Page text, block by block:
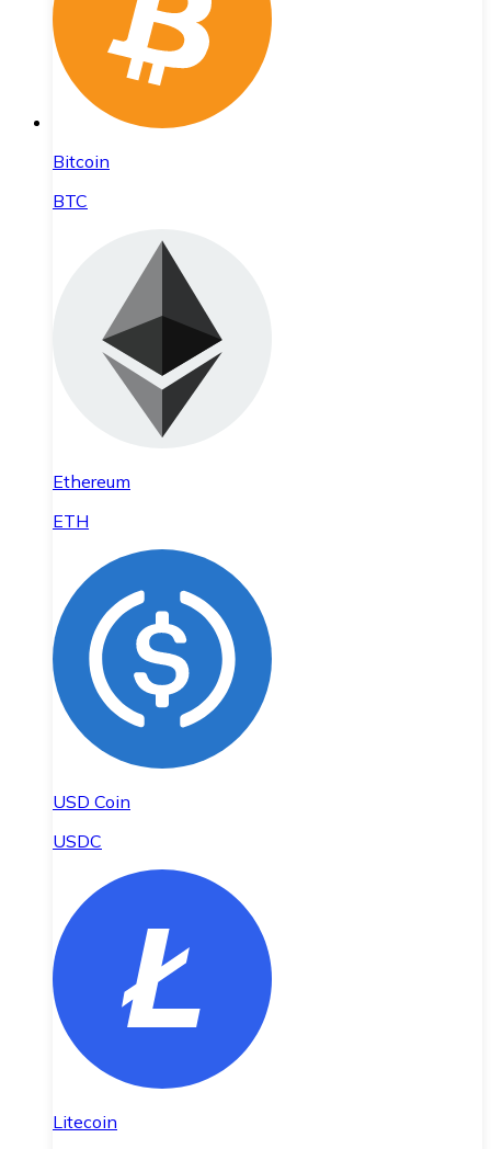
Bitcoin
BTC
Ethereum
ETH
USD Coin
USDC
Litecoin